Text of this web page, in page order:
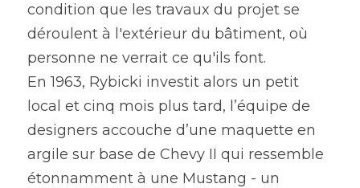
condition que les travaux du projet se
déroulent à l'extérieur du bâtiment, où
personne ne verrait ce qu'ils font.
En 1963, Rybicki investit alors un petit
local et cinq mois plus tard, l’équipe de
designers accouche d’une maquette en
argile sur base de Chevy II qui ressemble
étonnamment à une Mustang - un